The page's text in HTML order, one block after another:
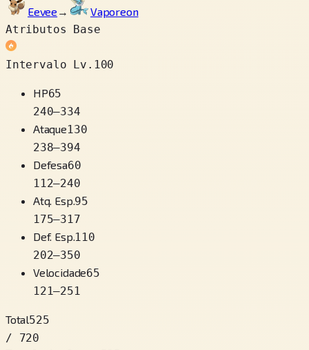
Eevee →
Vaporeon
Atributos Base
Intervalo Lv.100
HP65
240–334
Ataque130
238–394
Defesa60
112–240
Atq. Esp.95
175–317
Def. Esp.110
202–350
Velocidade65
121–251
Total525
/ 720